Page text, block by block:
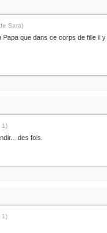
Sara)
que dans ce corps de fille il
1)
des fois.
1)